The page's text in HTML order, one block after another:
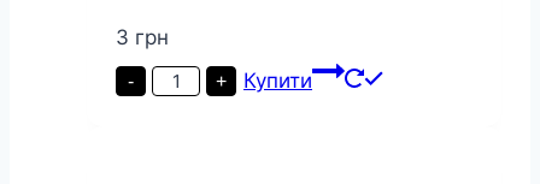
3 грн
-
Адаптер
зовнішній
+ Купити